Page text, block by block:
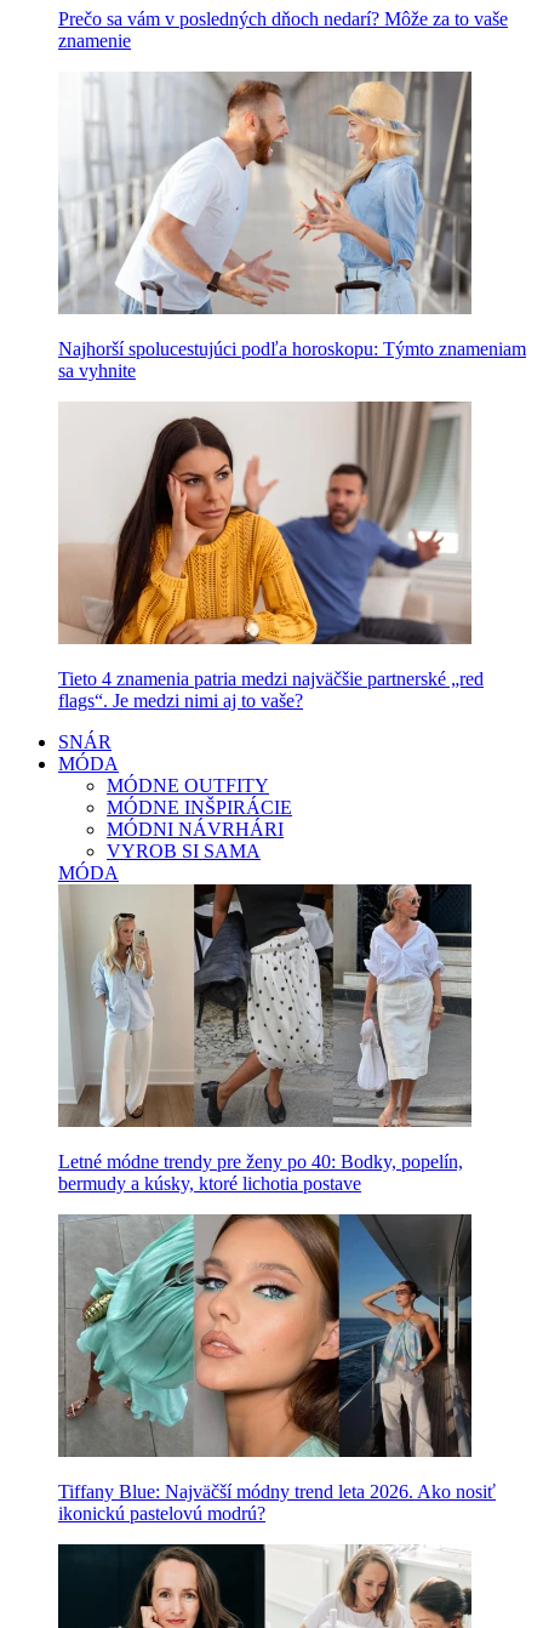
Prečo sa vám v posledných dňoch nedarí? Môže za to vaše
znamenie
Najhorší spolucestujúci podľa horoskopu: Týmto znameniam
sa vyhnite
Tieto 4 znamenia patria medzi najväčšie partnerské „red
flags“. Je medzi nimi aj to vaše?
SNÁR
MÓDA
MÓDNE OUTFITY
MÓDNE INŠPIRÁCIE
MÓDNI NÁVRHÁRI
VYROB SI SAMA
MÓDA
Letné módne trendy pre ženy po 40: Bodky, popelín,
bermudy a kúsky, ktoré lichotia postave
Tiffany Blue: Najväčší módny trend leta 2026. Ako nosiť
ikonickú pastelovú modrú?